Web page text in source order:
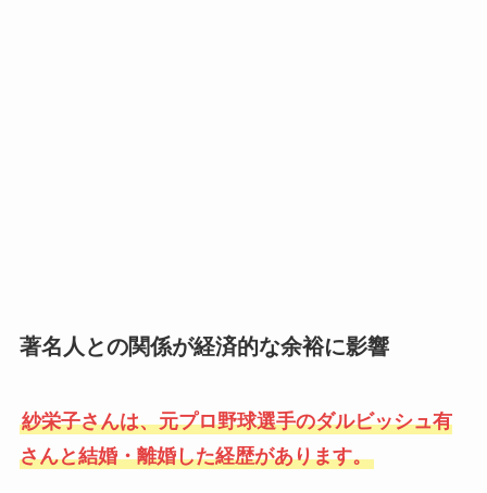
著名人との関係が経済的な余裕に影響
紗栄子さんは、元プロ野球選手のダルビッシュ有
さんと結婚・離婚した経歴があります。